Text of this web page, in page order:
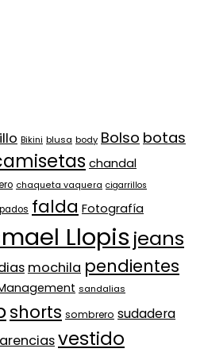
Bikini blusa body Bolso botas
chandal
chaqueta vaquera cigarrillos
falda Fotografía
Llopis jeans
mochila pendientes
sandalias
shorts sombrero sudadera
vestido